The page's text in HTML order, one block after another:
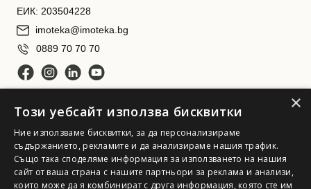
ЕИК: 203504228
imoteka@imoteka.bg
0889 70 70 70
Имотека АД. Всички права запазени
×
Този уебсайт използва бисквитки
Ние използваме бисквитки, за да персонализираме
съдържанието, рекламите и да анализираме нашия трафик.
Също така споделяме информация за използването на нашия
сайт от ваша страна с нашите партньори за реклама и анализи,
които може да я комбинират с друга информация, която сте им